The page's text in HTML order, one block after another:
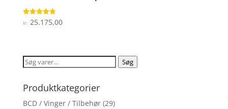
Vurderet
4.8
kr.25.175,00
Søg
Søg
Produktkategorier
BCD / Vinger / Tilbehør (29)